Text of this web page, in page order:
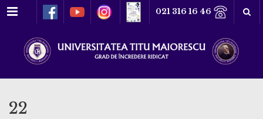
Meniu 021 316 16 46
22